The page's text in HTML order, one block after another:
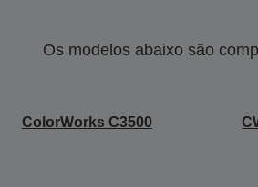
Os modelos abaixo são
ColorWorks C3500